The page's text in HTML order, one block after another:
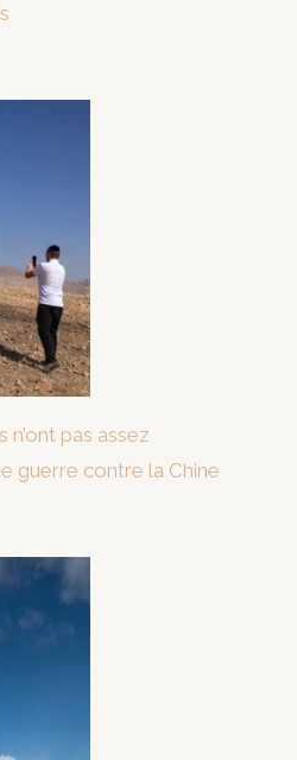
pas assez
guerre contre la Chine